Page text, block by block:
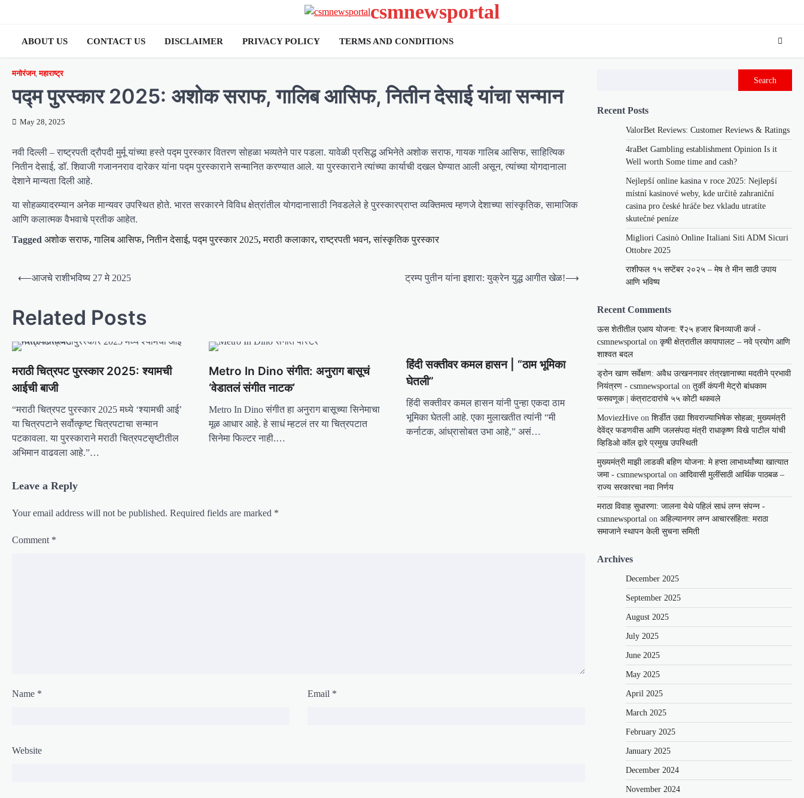
csmnewsportal
ABOUT US CONTACT US DISCLAIMER PRIVACY POLICY TERMS AND CONDITIONS
मनोरंजन,महाराष्ट्र
पद्म पुरस्कार 2025: अशोक सराफ, गालिब आसिफ, नितीन देसाई यांचा सन्मान
May 28, 2025
नवी दिल्ली – राष्ट्रपती द्रौपदी मुर्मू यांच्या हस्ते पद्म पुरस्कार वितरण सोहळा भव्यतेने पार पडला. यावेळी प्रसिद्ध अभिनेते अशोक सराफ, गायक गालिब आसिफ, साहित्यिक
नितीन देसाई, डॉ. शिवाजी गजाननराव दारेकर यांना पद्म पुरस्काराने सन्मानित करण्यात आले. या पुरस्काराने त्यांच्या कार्याची दखल घेण्यात आली असून, त्यांच्या योगदानाला
देशाने मान्यता दिली आहे.
या सोहळ्यादरम्यान अनेक मान्यवर उपस्थित होते. भारत सरकारने विविध क्षेत्रांतील योगदानासाठी निवडलेले हे पुरस्कारप्राप्त व्यक्तिमत्व म्हणजे देशाच्या सांस्कृतिक, सामाजिक
आणि कलात्मक वैभवाचे प्रतीक आहेत.
Tagged अशोक सराफ,गालिब आसिफ,नितीन देसाई,पद्म पुरस्कार 2025,मराठी कलाकार,राष्ट्रपती भवन,सांस्कृतिक पुरस्कार
s
t
n
a
v
i
g
a
t
n
⟵आजचे राशीभविष्य 27 मे 2025 ट्रम्प पुतीन यांना इशारा: युक्रेन युद्ध आगीत खेळ!⟶
Related Posts
मराठी चित्रपट पुरस्कार 2025: श्यामची
आईची बाजी
“मराठी चित्रपट पुरस्कार 2025 मध्ये ‘श्यामची आई’
या चित्रपटाने सर्वोत्कृष्ट चित्रपटाचा सन्मान
पटकावला. या पुरस्काराने मराठी चित्रपटसृष्टीतील
अभिमान वाढवला आहे.”…
Metro In Dino संगीत: अनुराग बासूचं
‘वेडातलं संगीत नाटक’
Metro In Dino संगीत हा अनुराग बासूच्या सिनेमाचा
मूळ आधार आहे. हे साधं म्हटलं तर या चित्रपटात
सिनेमा फिल्टर नाही.…
हिंदी सक्तीवर कमल हासन | “ठाम भूमिका
घेतली”
हिंदी सक्तीवर कमल हासन यांनी पुन्हा एकदा ठाम
भूमिका घेतली आहे. एका मुलाखतीत त्यांनी “मी
कर्नाटक, आंध्रासोबत उभा आहे,” असं…
Leave a Reply
Your email address will not be published. Required fields are marked *
Comment *
Name * Email *
Website
Search
Recent Posts
ValorBet Reviews: Customer Reviews & Ratings
4raBet Gambling establishment Opinion Is it
Well worth Some time and cash?
Nejlepší online kasina v roce 2025: Nejlepší
místní kasinové weby, kde určitě zahraniční
casina pro české hráče bez vkladu utratíte
skutečné peníze
Migliori Casinò Online Italiani Siti ADM Sicuri
Ottobre 2025
राशीफल १५ सप्टेंबर २०२५ – मेष ते मीन साठी उपाय
आणि भविष्य
Recent Comments
ऊस शेतीतील एआय योजना: ₹२५ हजार बिनव्याजी कर्ज -
csmnewsportal on कृषी क्षेत्रातील कायापालट – नवे प्रयोग आणि
शाश्वत बदल
ड्रोन खाण सर्वेक्षण: अवैध उत्खननावर तंत्रज्ञानाच्या मदतीने प्रभावी
नियंत्रण - csmnewsportal on तुर्की कंपनी मेट्रो बांधकाम
फसवणूक | कंत्राटदारांचे ५५ कोटी थकवले
MoviezHive on शिर्डीत उद्या शिवराज्याभिषेक सोहळा; मुख्यमंत्री
देवेंद्र फडणवीस आणि जलसंपदा मंत्री राधाकृष्ण विखे पाटील यांची
व्हिडिओ कॉल द्वारे प्रमुख उपस्थिती
मुख्यमंत्री माझी लाडकी बहिण योजना: मे हप्ता लाभार्थ्यांच्या खात्यात
जमा - csmnewsportal on आदिवासी मुलींसाठी आर्थिक पाठबळ –
राज्य सरकारचा नवा निर्णय
मराठा विवाह सुधारणा: जालना येथे पहिलं साधं लग्न संपन्न -
csmnewsportal on अहिल्यानगर लग्न आचारसंहिता: मराठा
समाजाने स्थापन केली सुचना समिती
Archives
December 2025
September 2025
August 2025
July 2025
June 2025
May 2025
April 2025
March 2025
February 2025
January 2025
December 2024
November 2024